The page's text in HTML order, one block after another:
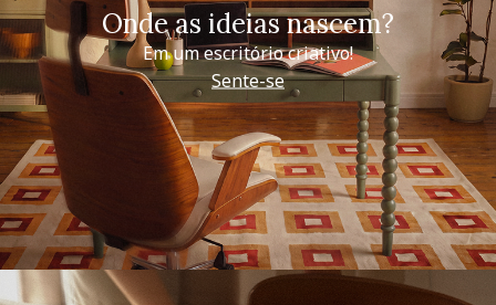
Onde as ideias nascem?
Em um escritório criativo!
Sente-se